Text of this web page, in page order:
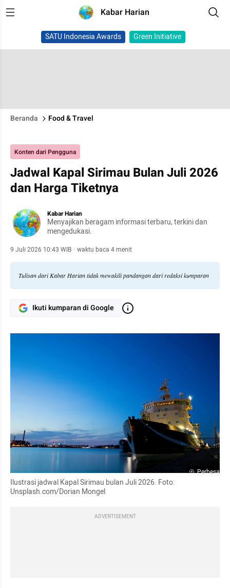
Kabar Harian
SATU Indonesia Awards Green Initiative
Beranda Food & Travel
Konten dari Pengguna
Jadwal Kapal Sirimau Bulan Juli 2026
dan Harga Tiketnya
Kabar Harian
Menyajikan beragam informasi terbaru, terkini dan
mengedukasi.
9 Juli 2026 10:43 WIB · waktu baca 4 menit
Tulisan dari Kabar Harian tidak mewakili pandangan dari redaksi kumparan
Ikuti kumparan di Google
Perbesar
Ilustrasi jadwal Kapal Sirimau bulan Juli 2026. Foto:
Unsplash.com/Dorian Mongel
ADVERTISEMENT